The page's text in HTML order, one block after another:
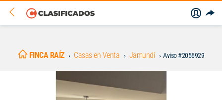
FINCA RAÍZ Casas en Venta Jamundí Aviso #2056929